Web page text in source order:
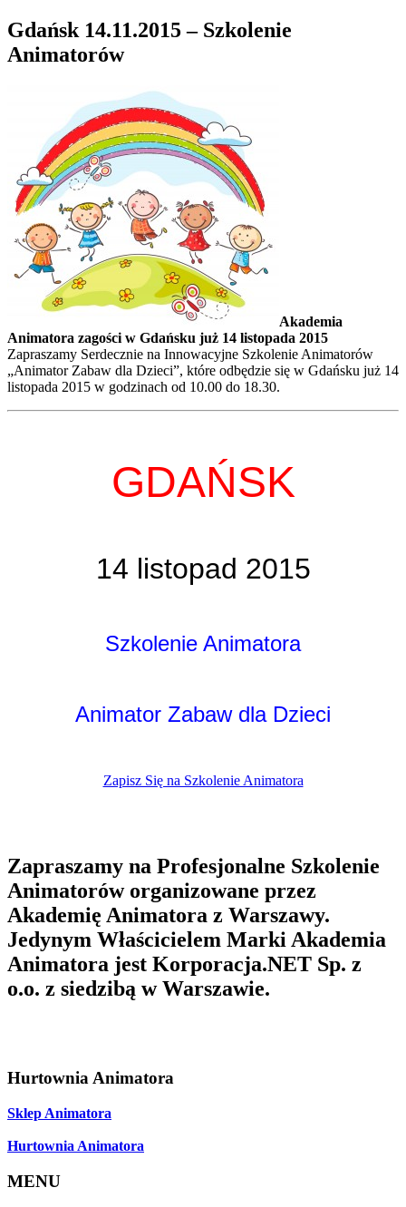
Gdańsk 14.11.2015 – Szkolenie
Animatorów
Akademia
Animatora zagości w Gdańsku już 14 listopada 2015
Zapraszamy Serdecznie na Innowacyjne Szkolenie Animatorów
„Animator Zabaw dla Dzieci”, które odbędzie się w Gdańsku już 14
listopada 2015 w godzinach od 10.00 do 18.30.
GDAŃSK
14 listopad 2015
Szkolenie Animatora
Animator Zabaw dla Dzieci
Zapisz Się na Szkolenie Animatora
Zapraszamy na Profesjonalne Szkolenie
Animatorów organizowane przez
Akademię Animatora z Warszawy.
Jedynym Właścicielem Marki Akademia
Animatora jest Korporacja.NET Sp. z
o.o. z siedzibą w Warszawie.
Hurtownia Animatora
Sklep Animatora
Hurtownia Animatora
MENU